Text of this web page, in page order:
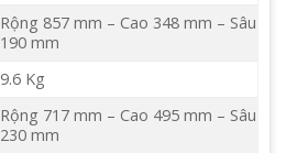
Rộng 857 mm – Cao 348 mm – Sâu
190 mm
9.6 Kg
Rộng 717 mm – Cao 495 mm – Sâu
230 mm